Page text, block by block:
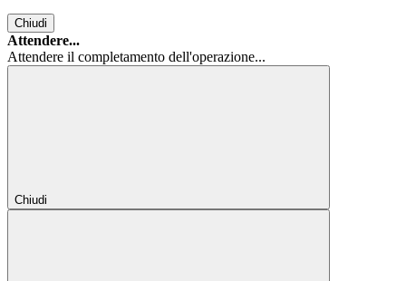
Chiudi
Attendere...
Attendere il completamento dell'operazione...
Chiudi